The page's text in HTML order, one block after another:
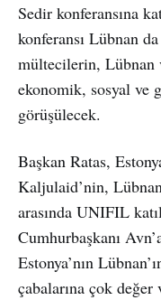
Sedir konferansına
konferansı Lübnan
mültecilerin, Lübnan
ekonomik, sosyal ve
görüşülecek.
Başkan Ratas,
Kaljulaid’nin,
arasında UNIFIL
Cumhurbaşkanı
Estonya’nın
çabalarına çok